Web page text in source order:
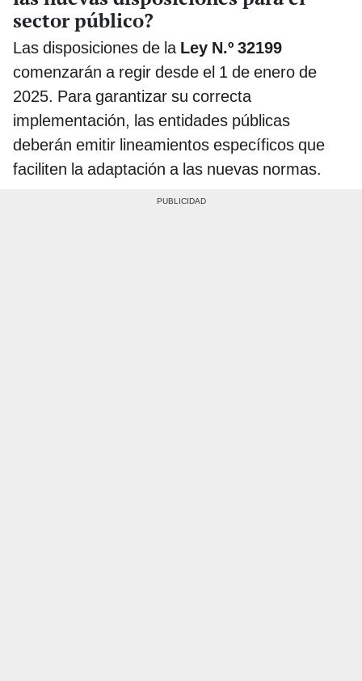
sector público?
Las disposiciones de la Ley N.º 32199
comenzarán a regir desde el 1 de enero de
2025. Para garantizar su correcta
implementación, las entidades públicas
deberán emitir lineamientos específicos que
faciliten la adaptación a las nuevas normas.